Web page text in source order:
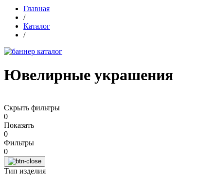
Главная
/
Каталог
/
Ювелирные украшения
Скрыть фильтры
0
Показать
0
Фильтры
0
Тип изделия